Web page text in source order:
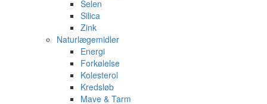
Selen
Silica
Zink
Naturlægemidler
Energi
Forkølelse
Kolesterol
Kredsløb
Mave & Tarm